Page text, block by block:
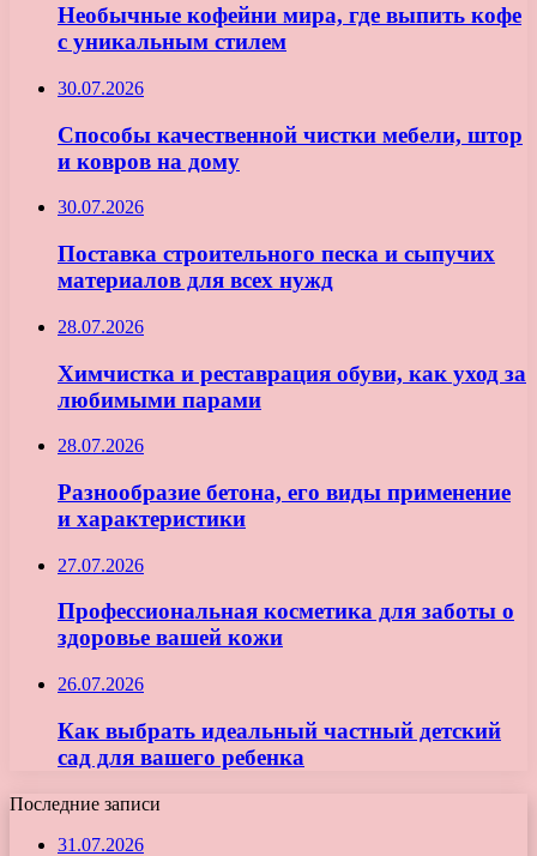
Необычные кофейни мира, где выпить кофе
с уникальным стилем
30.07.2026
Способы качественной чистки мебели, штор
и ковров на дому
30.07.2026
Поставка строительного песка и сыпучих
материалов для всех нужд
28.07.2026
Химчистка и реставрация обуви, как уход за
любимыми парами
28.07.2026
Разнообразие бетона, его виды применение
и характеристики
27.07.2026
Профессиональная косметика для заботы о
здоровье вашей кожи
26.07.2026
Как выбрать идеальный частный детский
сад для вашего ребенка
Последние записи
31.07.2026